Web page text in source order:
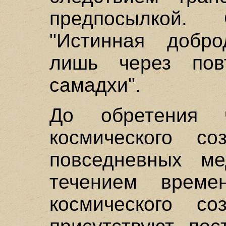
предпосылкой.
"Истинная
лишь через
самадхи".
До обретения
космического
повседневных
течением
космического